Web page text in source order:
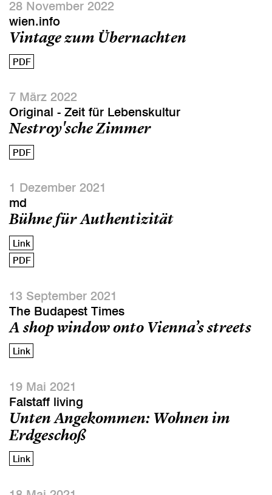
28 November 2022
wien.info
Vintage zum Übernachten
PDF
7 März 2022
Original - Zeit für Lebenskultur
Nestroy'sche Zimmer
PDF
1 Dezember 2021
md
Bühne für Authentizität
Link
PDF
13 September 2021
The Budapest Times
A shop window onto Vienna’s streets
Link
19 Mai 2021
Falstaff living
Unten Angekommen: Wohnen im
Erdgeschoß
Link